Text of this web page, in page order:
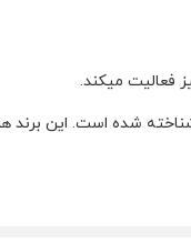
فعالیت میکند.